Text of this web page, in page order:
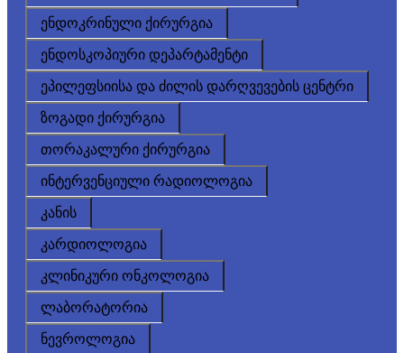
ენდოკრინული ქირურგია
ენდოსკოპიური დეპარტამენტი
ეპილეფსიისა და ძილის დარღვევების ცენტრი
ზოგადი ქირურგია
თორაკალური ქირურგია
ინტერვენციული რადიოლოგია
კანის
კარდიოლოგია
კლინიკური ონკოლოგია
ლაბორატორია
ნევროლოგია